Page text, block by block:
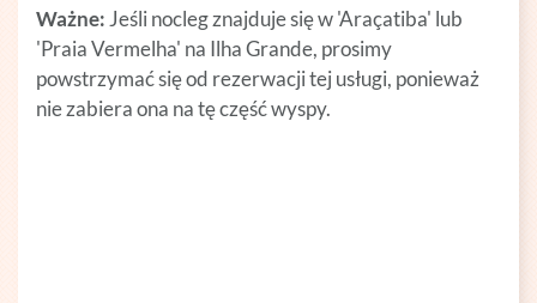
Ważne: Jeśli nocleg znajduje się w 'Araçatiba' lub
'Praia Vermelha' na Ilha Grande, prosimy
powstrzymać się od rezerwacji tej usługi, ponieważ
nie zabiera ona na tę część wyspy.